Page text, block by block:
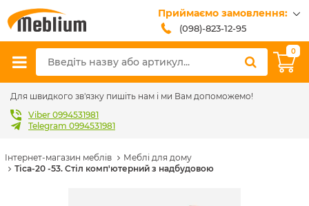
Приймаємо замовлення:
(098)-823-12-95
(099)-608-42-32
(093)-618-62-02
sales@meblium.com.ua
0
Для швидкого зв'язку пишіть нам і ми Вам допоможемо!
Viber 0994531981
Telegram 0994531981
Інтернет-магазин меблів
Меблі для дому
Тіса-20 -53. Стіл комп'ютерний з надбудовою